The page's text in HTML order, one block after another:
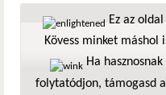
Ez az
Kövess minket máshol
Ha
folytatódjon, támogasd